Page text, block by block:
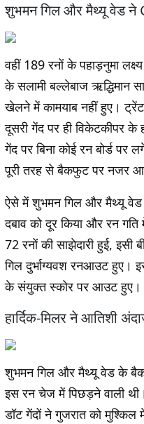
शुभमन गिल और मैथ्यू वेड ने
वहीं 189 रनों के पहाड़नुमा
के सलामी बल्लेबाज ऋद्धिमान
खेलने में कामयाब नहीं हुए। ट्रेंट
दूसरी गेंद पर ही विकेटकीपर के
गेंद पर बिना कोई रन बोर्ड पर
पूरी तरह से बैकफुट पर नजर
ऐसे में शुभमन गिल और मैथ्यू वेड
दबाव को दूर किया और रन गति
72 रनों की साझेदारी हुई,
गिल दुर्भाग्यवश रनआउट हुए।
के संयुक्त स्कोर पर आउट हुए।
हार्दिक-मिलर ने आतिशी
शुभमन गिल और मैथ्यू वेड के
इस रन चेज में पिछड़ने वाली
डॉट गेंदों ने गुजरात को